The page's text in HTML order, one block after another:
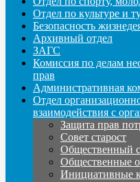
Отдел по культуре и
Безопасность
Архивный отдел
ЗАГС
Комиссия по делам
прав
Административная
Отдел
взаимодействия с
Защита прав
Совет старост
Общественный
Общественные
Инициативные